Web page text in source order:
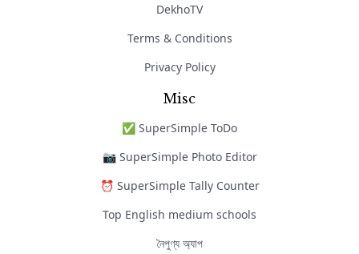
DekhoTV
Terms & Conditions
Privacy Policy
Misc
✅ SuperSimple ToDo
📷 SuperSimple Photo Editor
⏰ SuperSimple Tally Counter
Top English medium schools
নৈপুণ্য অ্যাপ